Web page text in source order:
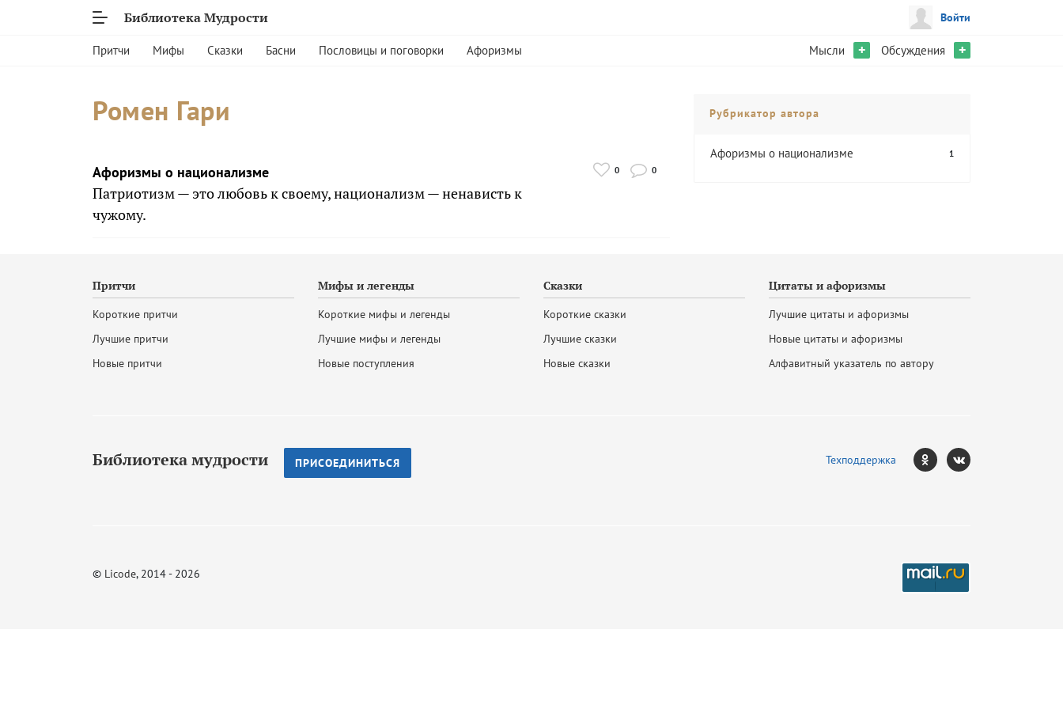
Библиотека Мудрости Войти
Притчи Мифы Сказки Басни Пословицы и поговорки Афоризмы Мысли + Обсуждения +
Ромен Гари
Афоризмы о национализме
Патриотизм — это любовь к своему, национализм — ненависть к
чужому.
0 0
Рубрикатор автора
Афоризмы о национализме 1
Притчи
Короткие притчи
Лучшие притчи
Новые притчи
Мифы и легенды
Короткие мифы и легенды
Лучшие мифы и легенды
Новые поступления
Сказки
Короткие сказки
Лучшие сказки
Новые сказки
Цитаты и афоризмы
Лучшие цитаты и афоризмы
Новые цитаты и афоризмы
Алфавитный указатель по автору
Библиотека мудрости ПРИСОЕДИНИТЬСЯ Техподдержка
© Licode, 2014 - 2026